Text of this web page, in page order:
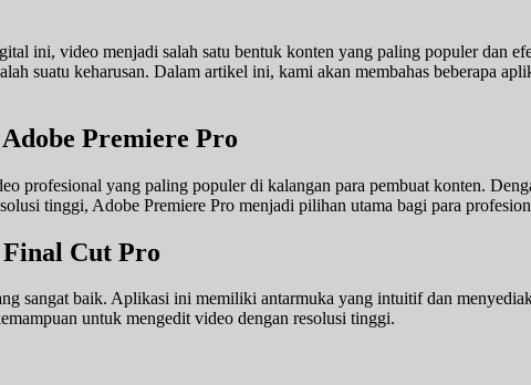
ini, video menjadi salah satu bentuk konten yang paling populer dan
suatu keharusan. Dalam artikel ini, kami akan membahas beberapa
Premiere Pro
profesional yang paling populer di kalangan para pembuat konten.
tinggi, Adobe Premiere Pro menjadi pilihan utama bagi para
Cut Pro
sangat baik. Aplikasi ini memiliki antarmuka yang intuitif dan
untuk mengedit video dengan resolusi tinggi.